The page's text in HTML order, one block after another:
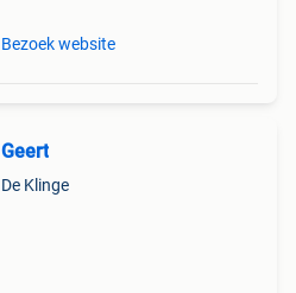
Bezoek website
Geert
De Klinge